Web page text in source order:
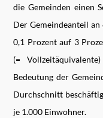
die Gemeinden einen
Der Gemeindeanteil
0,1 Prozent auf 3
(=
Bedeutung der
Durchschnitt
je 1.000 Einwohner.